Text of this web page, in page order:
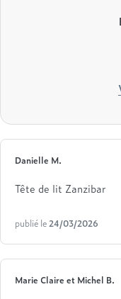
Danielle M.
Tête de lit Zanzibar
publié le24/03/2026
Marie Claire et Michel B.